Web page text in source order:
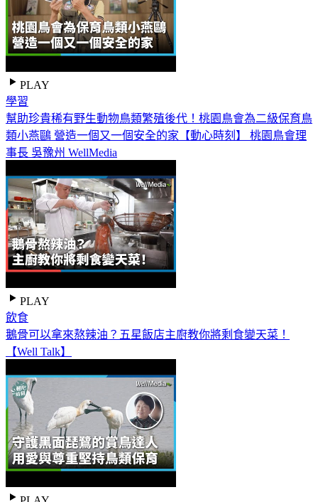
PLAY
學習
幫助珍貴稀有野生動物鳥類繁殖後代！桃園鳥會為二級保育鳥
類小燕鷗 營造一個又一個安全的家【動心時刻】 桃園鳥會理
事長 吳豫州 WellMedia
PLAY
飲食
鵝骨可以拿來熬辣油？五星飯店主廚教你將剩食變天菜！
【Well Talk】